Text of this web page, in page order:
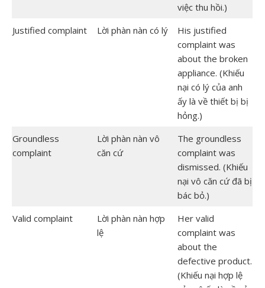
việc thu hồi.)
Justified complaint
Lời phàn nàn có lý
His justified
complaint was
about the broken
appliance. (Khiếu
nại có lý của anh
ấy là về thiết bị bị
hỏng.)
Groundless
complaint
Lời phàn nàn vô
căn cứ
The groundless
complaint was
dismissed. (Khiếu
nại vô căn cứ đã bị
bác bỏ.)
Valid complaint
Lời phàn nàn hợp
lệ
Her valid
complaint was
about the
defective product.
(Khiếu nại hợp lệ